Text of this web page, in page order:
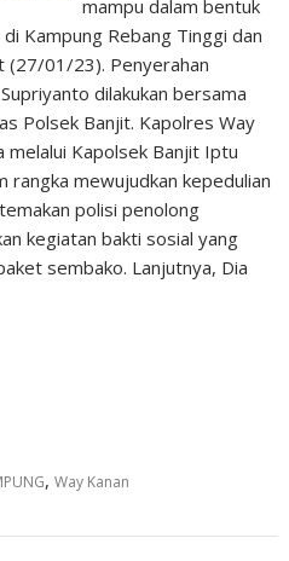
mampu dalam bentuk
Kampung Rebang Tinggi dan
(27/01/23). Penyerahan
dilakukan bersama
Polsek Banjit. Kapolres Way
melalui Kapolsek Banjit Iptu
rangka mewujudkan kepedulian
polisi penolong
kegiatan bakti sosial yang
sembako. Lanjutnya, Dia
,Way Kanan